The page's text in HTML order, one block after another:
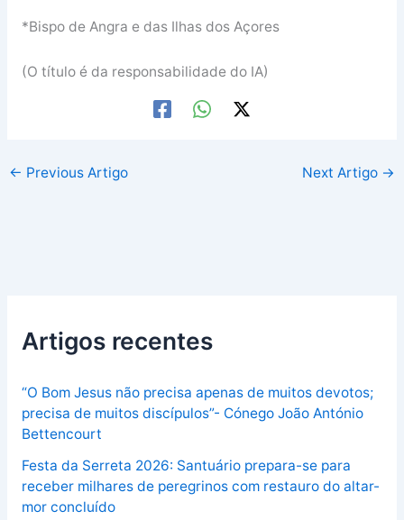
*Bispo de Angra e das Ilhas dos Açores
(O título é da responsabilidade do IA)
← Previous Artigo Next Artigo →
Artigos recentes
“O Bom Jesus não precisa apenas de muitos devotos;
precisa de muitos discípulos”- Cónego João António
Bettencourt
Festa da Serreta 2026: Santuário prepara-se para
receber milhares de peregrinos com restauro do altar-
mor concluído